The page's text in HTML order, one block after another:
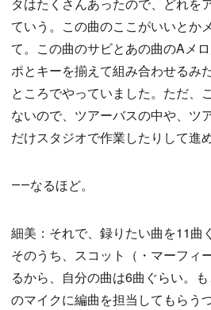
タはたくさんあったので、どれを
ていう。この曲のここがいいとか
て。この曲のサビとあの曲のAメ
ポとキーを揃えて組み合わせるみ
ところでやっていました。ただ、
ないので、ツアーバスの中や、ツ
だけスタジオで作業したりして進
――なるほど。
細美：それで、録りたい曲を11曲
そのうち、スコット（・マーフィ
るから、自分の曲は6曲ぐらい。
のマイクに編曲を担当してもらう